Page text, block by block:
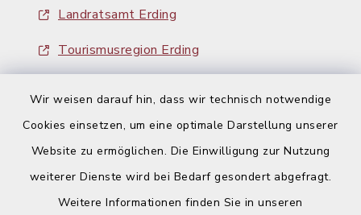
Wir weisen darauf hin, dass wir technisch notwendige
Cookies einsetzen, um eine optimale Darstellung unserer
Website zu ermöglichen. Die Einwilligung zur Nutzung
weiterer Dienste wird bei Bedarf gesondert abgefragt.
Weitere Informationen finden Sie in unseren
Landratsamt Erding
Tourismusregion Erding
Kontakt